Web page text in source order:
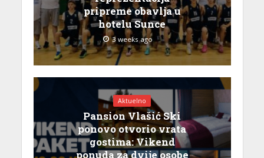
pripreme obavlja u
hotelu Sunce
3 weeks ago
Aktuelno
Pansion Vlašić Ski
ponovo otvorio vrata
gostima: Vikend
ponuda za dvije osobe